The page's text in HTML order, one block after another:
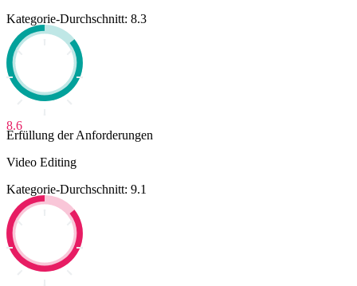
Kategorie-Durchschnitt: 8.3
8.6
Erfüllung der Anforderungen
Video Editing
Kategorie-Durchschnitt: 9.1